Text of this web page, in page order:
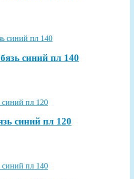
синий пл 140
синий пл 120